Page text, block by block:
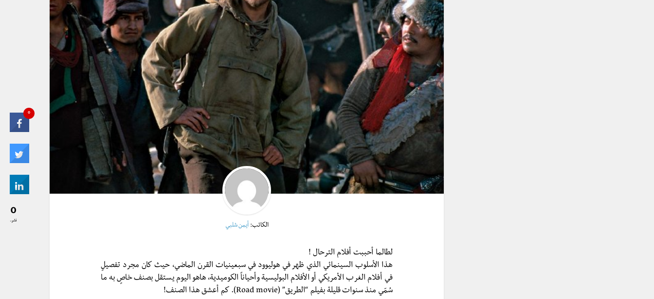
الكاتب:أيمن شلبي
لطالما أحببت أفلام الترحال !
هذا الأسلوب السينمائي الذي ظهر في هوليوود في سبعينيات القرن الماضي، حيث كان مجرد تفصيلٍ
في أفلام الغرب الأمريكي أو الأفلام البوليسية وأحياناً الكوميدية، هاهو اليوم يستقل بصنف خاصٍ به ما
سُمّي منذ سنوات قليلة بفيلم “الطريق” (Road movie) . كم أعشق هذا الصنف!
0
0
نشر..